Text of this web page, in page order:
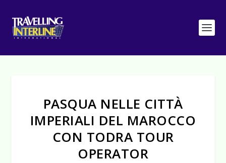
PASQUA NELLE CITTÀ
IMPERIALI DEL MAROCCO
CON TODRA TOUR
OPERATOR